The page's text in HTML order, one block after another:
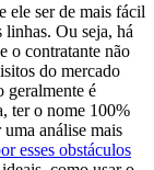
ele ser de mais fácil
linhas. Ou seja, há
o contratante não
do mercado
geralmente é
ter o nome 100%
análise mais
esses obstáculos